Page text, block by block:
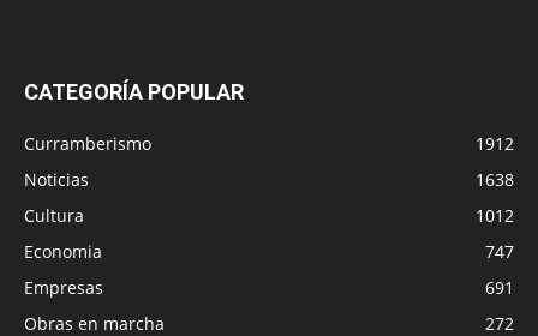
CATEGORÍA POPULAR
Curramberismo
1912
Noticias
1638
Cultura
1012
Economia
747
Empresas
691
Obras en marcha
272